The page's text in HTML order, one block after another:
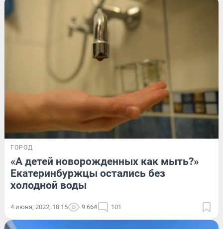
ГОРОД
«А детей новорожденных как мыть?»
Екатеринбуржцы остались без
холодной воды
4 июня, 2022, 18:15 9 664 101